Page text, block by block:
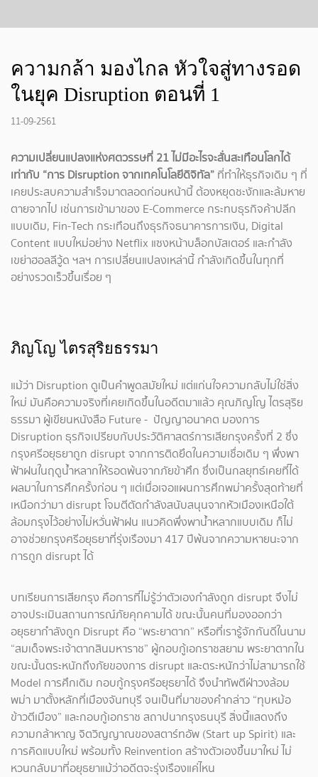
ความกล้า มองไกล หัวใจสู่ทางรอด
ในยุค Disruption ตอนที่ 1
11-09-2561
ความเปลี่ยนแปลงแห่งศตวรรษที่ 21 ไม่มีอะไรจะสั่นสะเทือนโลกได้
เท่ากับ “การ Disruption จากเทคโนโลยีดิจิทัล” ที่ทำให้ธุรกิจเดิม ๆ ที่
เคยประสบความสำเร็จมาตลอดก่อนหน้านี้ ต้องหยุดชะงักและล้มหาย
ตายจากไป เช่นการเข้ามาของ E-Commerce กระทบธุรกิจค้าปลีก
แบบเดิม, Fin-Tech กระเทือนถึงธุรกิจธนาคารการเงิน, Digital
Content แบบใหม่อย่าง Netflix แซงหน้าบล็อกบัสเตอร์ และกำลัง
เขย่าฮอลลีวู้ด ฯลฯ การเปลี่ยนแปลงเหล่านี้ กำลังเกิดขึ้นในทุกที่
อย่างรวดเร็วขึ้นเรื่อย ๆ
ภิญโญ ไตรสุริยธรรมา
แม้ว่า Disruption ดูเป็นคำพูดสมัยใหม่ แต่แก่นใจความกลับไม่ใช่สิ่ง
ใหม่ มันคือความจริงที่เคยเกิดขึ้นในอดีตมาแล้ว คุณภิญโญ ไตรสุริย
ธรรมา ผู้เขียนหนังสือ Future - ปัญญาอนาคต มองการ
Disruption ธุรกิจเปรียบกับประวัติศาสตร์การเสียกรุงครั้งที่ 2 ซึ่ง
กรุงศรีอยุธยาถูก disrupt จากการติดยึดในความเชื่อเดิม ๆ พึ่งพา
ฟ้าฝนในฤดูน้ำหลากให้รอดพ้นจากภัยข้าศึก ซึ่งเป็นกลยุทธ์เคยที่ได้
ผลมาในการศึกครั้งก่อน ๆ แต่เมื่อเจอแผนการศึกพม่าครั้งสุดท้ายที่
เหนือกว่ามา disrupt โจมตีตัดกำลังสนับสนุนจากหัวเมืองเหนือใต้
ล้อมกรุงไว้อย่างไม่หวั่นฟ้าฝน แนวคิดพึ่งพาน้ำหลากแบบเดิม ก็ไม่
อาจช่วยกรุงศรีอยุธยาที่รุ่งเรืองมา 417 ปีพ้นจากความหายนะจาก
การถูก disrupt ได้
บทเรียนการเสียกรุง คือการที่ไม่รู้ว่าตัวเองกำลังถูก disrupt จึงไม่
อาจประเมินสถานการณ์ภัยคุกคามได้ ขณะนั้นคนที่มองออกว่า
อยุธยากำลังถูก Disrupt คือ “พระยาตาก” หรือที่เรารู้จักกันดีในนาม
“สมเด็จพระเจ้าตากสินมหาราช” ผู้กอบกู้เอกราชสยาม พระยาตากใน
ขณะนั้นตระหนักถึงภัยของการ disrupt และตระหนักว่าไม่สามารถใช้
Model การศึกเดิม กอบกู้กรุงศรีอยุธยาได้ จึงนำทัพตีฝ่าวงล้อม
พม่า มาตั้งหลักที่เมืองจันทบุรี จนเป็นที่มาของคำกล่าว “ทุบหม้อ
ข้าวตีเมือง” และกอบกู้เอกราช สถาปนากรุงธนบุรี สิ่งนี้แสดงถึง
ความกล้าหาญ จิตวิญญาณของสตาร์ทอัพ (Start up Spirit) และ
การคิดแบบใหม่ พร้อมทั้ง Reinvention สร้างตัวเองขึ้นมาใหม่ ไม่
หวนกลับมาที่อยุธยาแม้ว่าอดีตจะรุ่งเรืองแค่ไหน